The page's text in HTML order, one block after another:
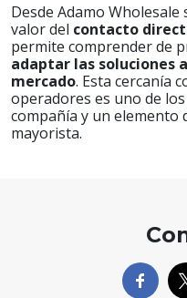
Desde Adamo Wholesale
valor del contacto
permite comprender de
adaptar las soluciones
mercado. Esta cercanía
operadores es uno de los
compañía y un elemento
mayorista.